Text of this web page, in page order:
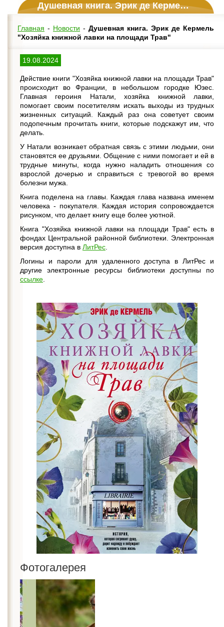
Душевная книга. Эрик де Кермель "Хозяйка книжной лавки на площади Трав"
Главная - Новости - Душевная книга. Эрик де Кермель
"Хозяйка книжной лавки на площади Трав"
19.08.2024
Действие книги "Хозяйка книжной лавки на площади Трав"
происходит во Франции, в небольшом городке Юзес.
Главная героиня Натали, хозяйка книжной лавки,
помогает своим посетителям искать выходы из трудных
жизненных ситуаций. Каждый раз она советует своим
подопечным прочитать книги, которые подскажут им, что
делать.
У Натали возникает обратная связь с этими людьми, они
становятся ее друзьями. Общение с ними помогает и ей в
трудные минуты, когда нужно наладить отношения со
взрослой дочерью и справиться с тревогой во время
болезни мужа.
Книга поделена на главы. Каждая глава названа именем
человека - покупателя. Каждая история сопровождается
рисунком, что делает книгу еще более уютной.
Книга "Хозяйка книжной лавки на площади Трав" есть в
фондах Центральной районной библиотеки. Электронная
версия доступна в ЛитРес
Логины и пароли для удаленного доступа в ЛитРес и
другие электронные ресурсы библиотеки доступны по
ссылке
Фотогалерея